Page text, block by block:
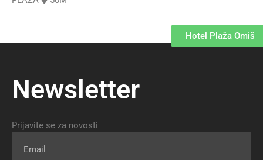
Hotel Plaža Omiš
Newsletter
Prijavite se za novosti